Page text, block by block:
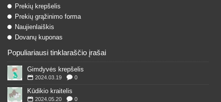
Prekių krepšelis
Prekių grąžinimo forma
Naujienlaiškis
Dovanų kuponas
Populiariausi tinklaraščio įrašai
Gimdyvės krepšelis
2024.03.19 0
Kūdikio kraitelis
2024.05.20 0